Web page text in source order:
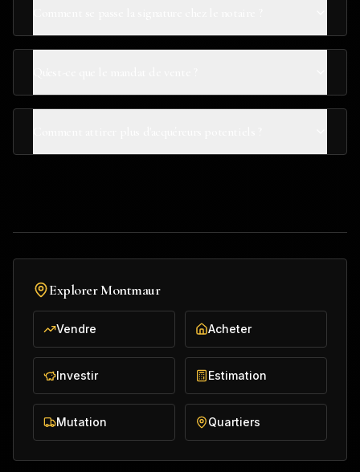
ExplorerMontmaur
Vendre Acheter
Investir Estimation
Mutation Quartiers